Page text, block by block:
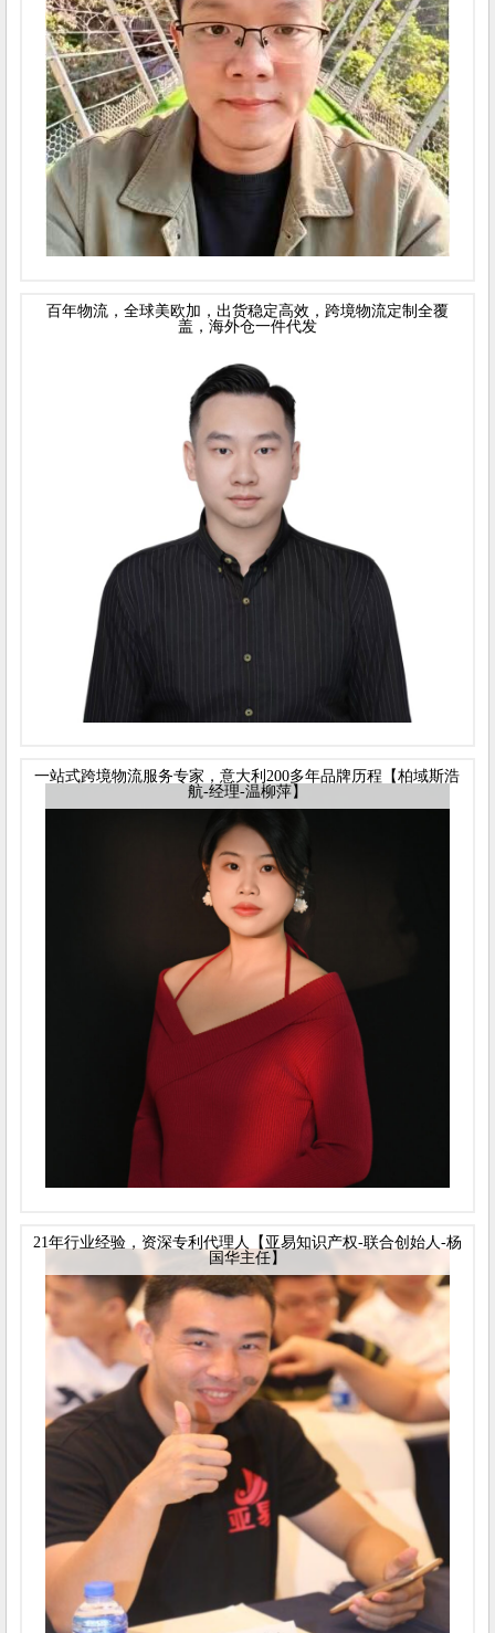
百年物流，全球美欧加，出货稳定高效，跨境物流定制全覆
盖，海外仓一件代发
一站式跨境物流服务专家，意大利200多年品牌历程【柏域斯浩
航-经理-温柳萍】
21年行业经验，资深专利代理人【亚易知识产权-联合创始人-杨
国华主任】